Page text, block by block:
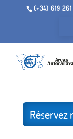
(+34) 619
Quinta Bella,
Réservez